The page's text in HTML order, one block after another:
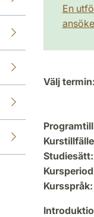
En
Välj termin:
Studiesätt:
Kursspråk: